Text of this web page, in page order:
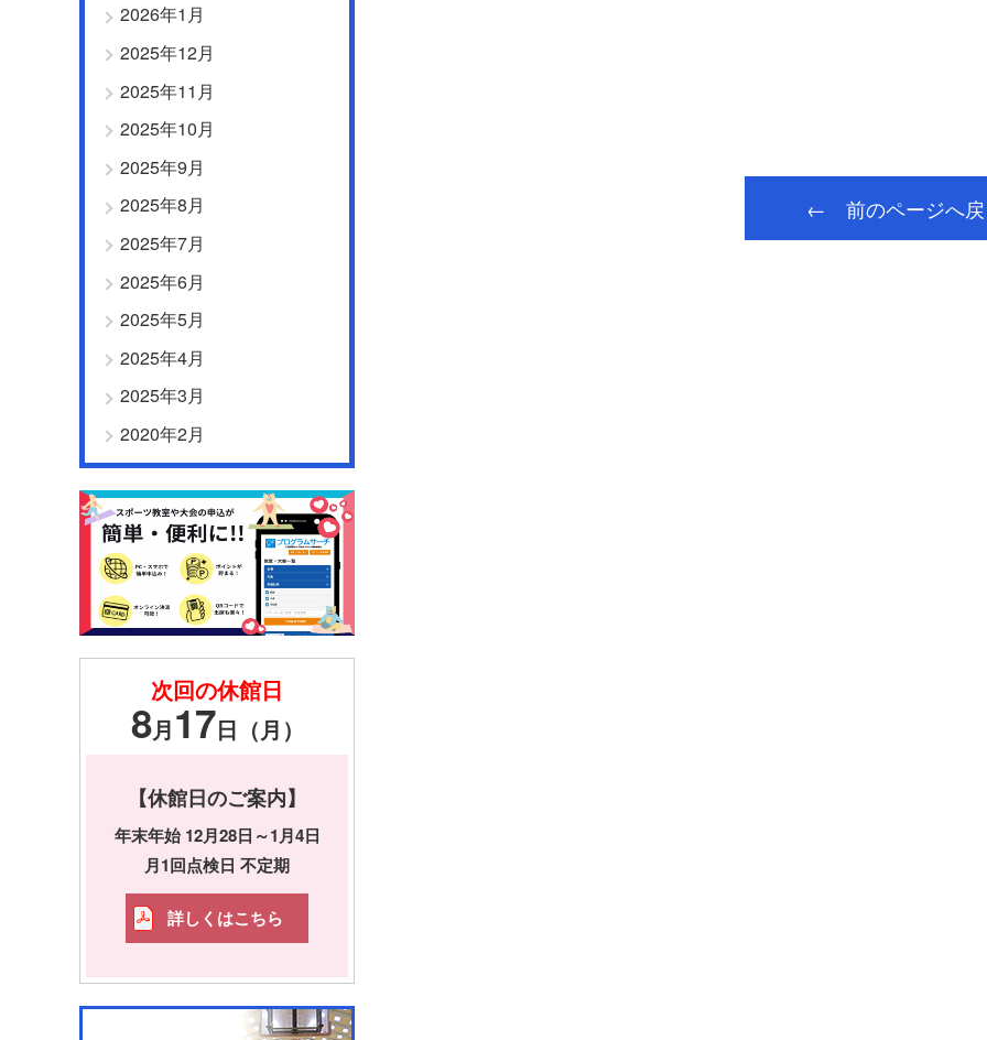
← 前のページへ
2026年1月
2025年12月
2025年11月
2025年10月
2025年9月
2025年8月
2025年7月
2025年6月
2025年5月
2025年4月
2025年3月
2020年2月
次回の休館日
8月17日（月）
【休館日のご案内】
年末年始 12月28日～1月4日
月1回点検日 不定期
詳しくはこちら